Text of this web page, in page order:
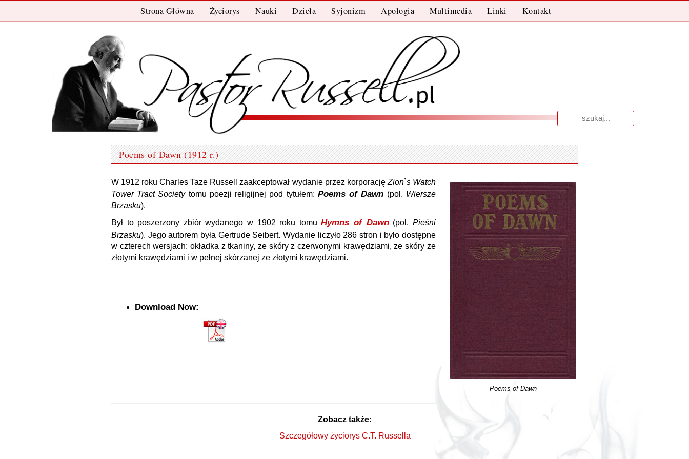
Do
Strona Główna Życiorys Nauki Dzieła Syjonizm Apologia Multimedia Linki Kontakt
Wyniki
dla:
Poems of Dawn (1912 r.)
Poems of Dawn
W 1912 roku Charles Taze Russell zaakceptował wydanie przez korporację Zion`s Watch
Tower Tract Societytomu poezji religijnej pod tytułem: Poems of Dawn (pol. Wiersze
Brzasku).
Był to poszerzony zbiór wydanego w 1902 roku tomuHymns of Dawn(pol. Pieśni
Brzasku). Jego autorem była Gertrude Seibert. Wydanie liczyło 286 stron i było dostępne
w czterech wersjach: okładka z tkaniny, ze skóry z czerwonymi krawędziami, ze skóry ze
złotymi krawędziami i w pełnej skórzanej ze złotymi krawędziami.
Download Now:
Zobacz także:
Szczegółowy życiorys C.T. Russella